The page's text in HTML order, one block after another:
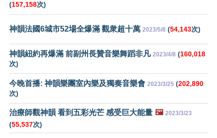
(157,158次)
神韻法國6城市52場全爆滿 觀衆超十萬 2023/5/8 (54,143次)
神韻紐約再爆滿 前副州長贊音樂舞蹈非凡 2023/4/8 (160,018
次)
今晚首播: 神韻樂團室內樂及獨奏音樂會 2023/3/25 (202,890
次)
治療師觀神韻 看到五彩光芒 感受巨大能量 🖼️ 2023/3/23
(55,537次)